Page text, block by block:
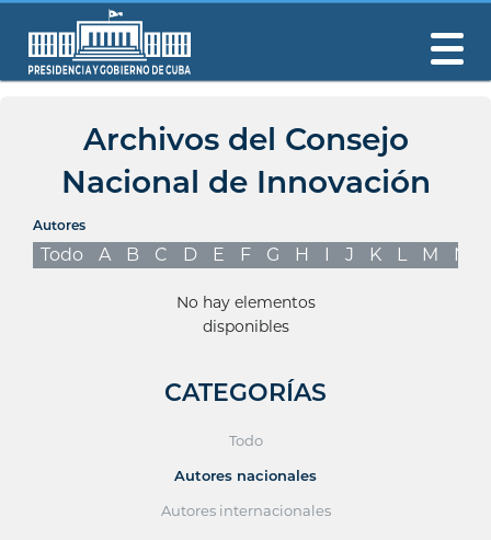
Archivos del Consejo
Nacional de Innovación
Autores
Todo A B C D E F G H I J K L M N
No hay elementos
disponibles
CATEGORÍAS
Todo
Autores nacionales
Autores internacionales